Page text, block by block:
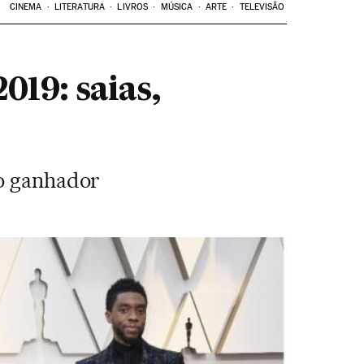
CINEMA LITERATURA LIVROS MÚSICA ARTE TELEVISÃO
saias,
ganhador